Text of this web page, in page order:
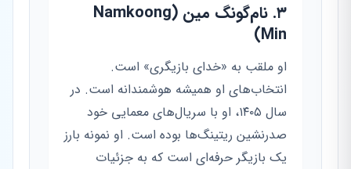
۳. نام‌گونگ مین (Namkoong
Min)
او ملقب به «خدای بازیگری» است.
انتخاب‌های او همیشه هوشمندانه است. در
سال ۱۴۰۵، او با سریال‌های معمایی خود
صدرنشین ریتینگ‌ها بوده است. او نمونه بارز
یک بازیگر حرفه‌ای است که به جزئیات